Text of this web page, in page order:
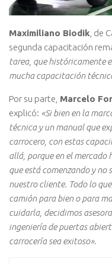
Maximiliano Biodik , de
segunda capacitación
tarea, que históricamente
mucha capacitación
Por su parte, Marcelo
explicó: «Si bien en la
técnica y un manual que
carrocero, con estas
allá, porque en el mercado
que está comenzando y no
nuestro cliente. Todo lo
camión para bien o para
cuidarla, decidimos
ingeniería de puertas
carrocería sea exitoso».